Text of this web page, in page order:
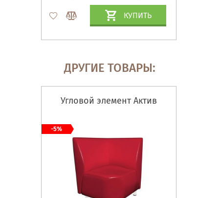
КУПИТЬ
ДРУГИЕ ТОВАРЫ:
Угловой элемент Актив
-5%